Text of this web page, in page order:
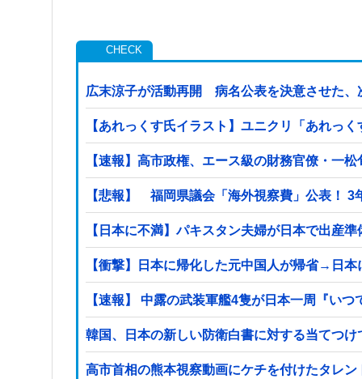
広末涼子が活動再開 病名公表を決意させた、
【あれっくす氏イラスト】ユニクリ「あれっ
【速報】高市政権、エース級の財務官僚・一
【
【日本に不満】パキスタン夫婦が日本で出産
【衝撃】日本に帰化した元中国人が帰省→日
【速報】 中露の武装軍艦4隻が日本一周『い
韓国、日本の新しい防衛白書に対する当てつ
高市首相の熊本視察動画にケチを付けたタレ